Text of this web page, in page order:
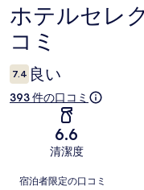
口
コ
ミ
ホテルセレ
コミ
7.4 良い
393 件の口コミ
6.6
清潔度
口
宿泊者限定の口コミ